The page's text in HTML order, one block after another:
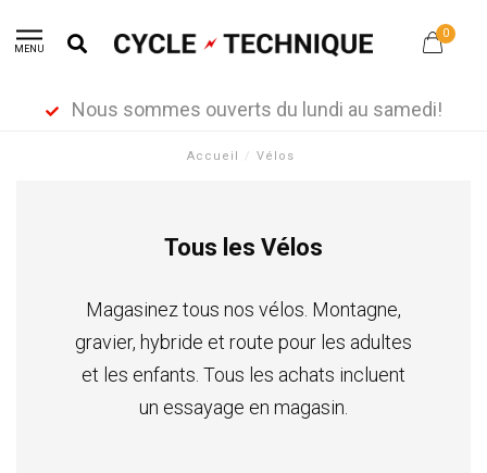
MENU
0
Nous sommes ouverts du lundi au samedi!
Accueil / Vélos
Tous les Vélos
Magasinez tous nos vélos. Montagne,
gravier, hybride et route pour les adultes
et les enfants. Tous les achats incluent
un essayage en magasin.